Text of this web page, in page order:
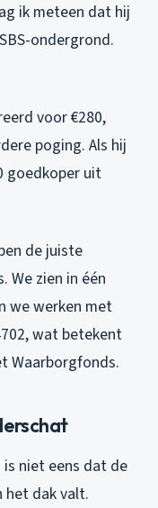
ik meteen dat hij
ondergrond.
voor €280,
poging. Als hij
goedkoper uit
de juiste
We zien in één
we werken met
wat betekent
Waarborgfonds.
niet eens dat de
het dak valt.